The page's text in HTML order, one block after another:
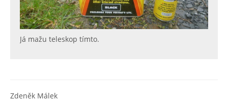
Já mažu teleskop tímto.
Zdeněk Málek